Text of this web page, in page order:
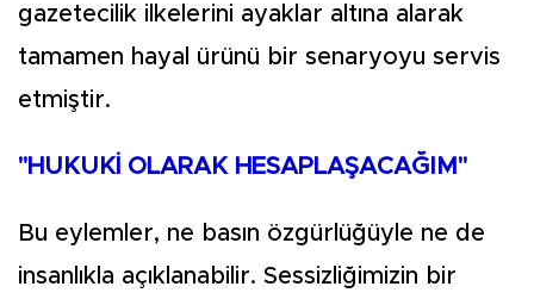
gazetecilik ilkelerini ayaklar altına alarak
tamamen hayal ürünü bir senaryoyu servis
etmiştir.
"HUKUKİ OLARAK HESAPLAŞACAĞIM"
Bu eylemler, ne basın özgürlüğüyle ne de
insanlıkla açıklanabilir. Sessizliğimizin bir